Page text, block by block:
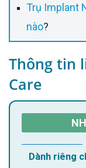
Trụ Implant Nobel Biocare xuất xứ của nước
nào?
Thông tin
Care
Dành riêng